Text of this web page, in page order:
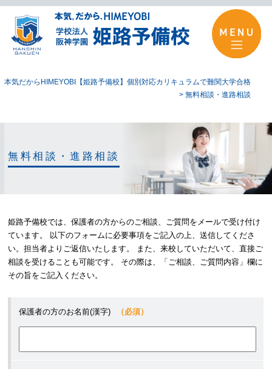
本気だからHIMEYOBI【姫路予備校】個別対応カリキュラムで難関大学合格
> 無料相談・進路相談
無料相談・進路相談
姫路予備校では、保護者の方からのご相談、ご質問をメールで受け付け
ています。 以下のフォームに必要事項をご記入の上、送信してくださ
い。担当者よりご返信いたします。 また、来校していただいて、直接ご
相談を受けることも可能です。 その際は、「ご相談、ご質問内容」欄に
その旨をご記入ください。
保護者の方のお名前(漢字) （必須）